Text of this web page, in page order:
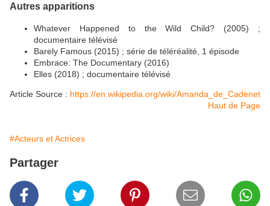
Autres apparitions
Whatever Happened to the Wild Child? (2005) ;
documentaire télévisé
Barely Famous (2015) ; série de téléréalité, 1 épisode
Embrace: The Documentary (2016)
Elles (2018) ; documentaire télévisé
Article Source : https://en.wikipedia.org/wiki/Amanda_de_Cadenet
Haut de Page
#Acteurs et Actrices
Partager